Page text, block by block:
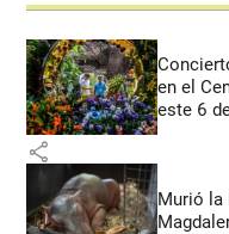
en el
este 6
share
Murió la